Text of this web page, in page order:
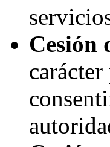
Cesión